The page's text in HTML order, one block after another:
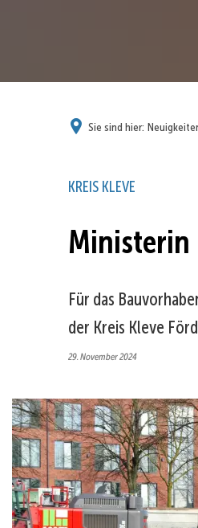
Sie sind hier:
KREIS KLEVE
Ministerin
Für das
der Kreis Kleve
29. November 2024